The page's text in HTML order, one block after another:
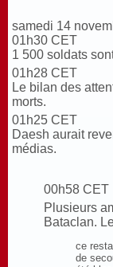
samedi 14
01h30 CET
1 500 soldats
01h28 CET
Le bilan des
morts.
01h25 CET
Daesh aurait
médias.
00h58 CET
Plusieurs
Bataclan.
ce
de